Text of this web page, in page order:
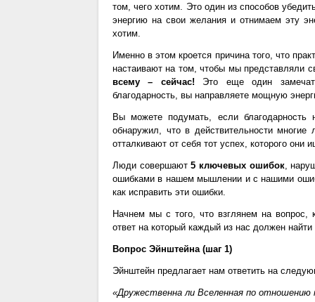
том, чего хотим. Это один из способов
энергию на свои желания и отнимаем эту
хотим.
Именно в этом кроется причина того, что
настаивают на том, чтобы мы представляли
всему – сейчас! Это еще один
благодарность, вы направляете мощную
Вы можете подумать, если
обнаружил, что в действительности
отталкивают от себя тот успех, которого они
Люди совершают5 ключевых ошибок,
ошибками в нашем мышлении и с нашими
как исправить эти ошибки.
Начнем мы с того, что взглянем на
ответ на который каждый из нас должен
Вопрос Эйнштейна (шаг 1)
Эйнштейн предлагает нам ответить на
«Дружественна ли Вселенная по отношению